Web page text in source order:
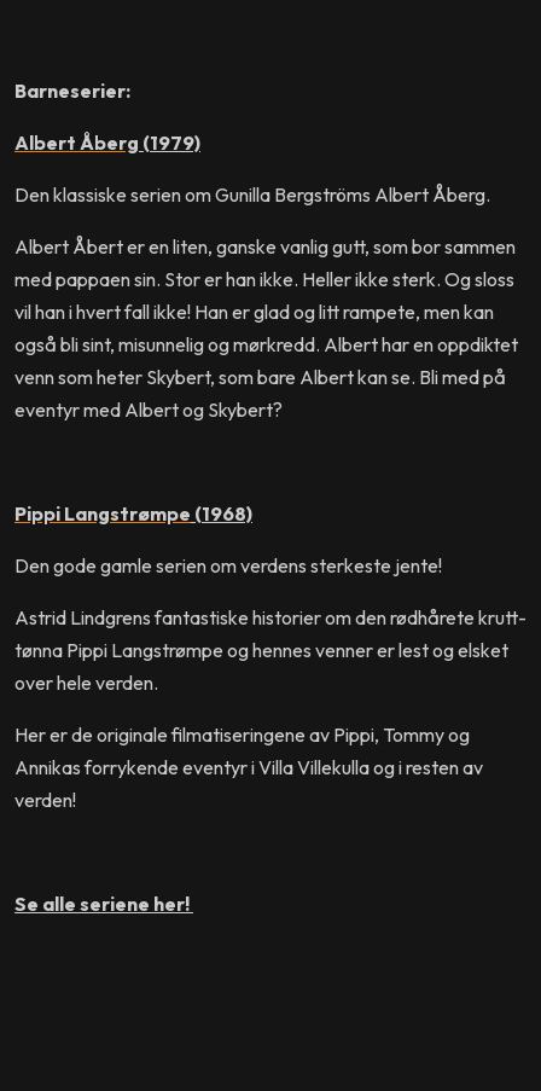
Barneserier:
Albert Åberg (1979)
Den klassiske serien om Gunilla Bergströms Albert Åberg.
Albert Åbert er en liten, ganske vanlig gutt, som bor sammen
med pappaen sin. Stor er han ikke. Heller ikke sterk. Og sloss
vil han i hvert fall ikke! Han er glad og litt rampete, men kan
også bli sint, misunnelig og mørkredd. Albert har en oppdiktet
venn som heter Skybert, som bare Albert kan se. Bli med på
eventyr med Albert og Skybert?
Pippi Langstrømpe (1968)
Den gode gamle serien om verdens sterkeste jente!
Astrid Lindgrens fantastiske historier om den rødhårete krutt-
tønna Pippi Langstrømpe og hennes venner er lest og elsket
over hele verden.
Her er de originale filmatiseringene av Pippi, Tommy og
Annikas forrykende eventyr i Villa Villekulla og i resten av
verden!
Se alle seriene her!